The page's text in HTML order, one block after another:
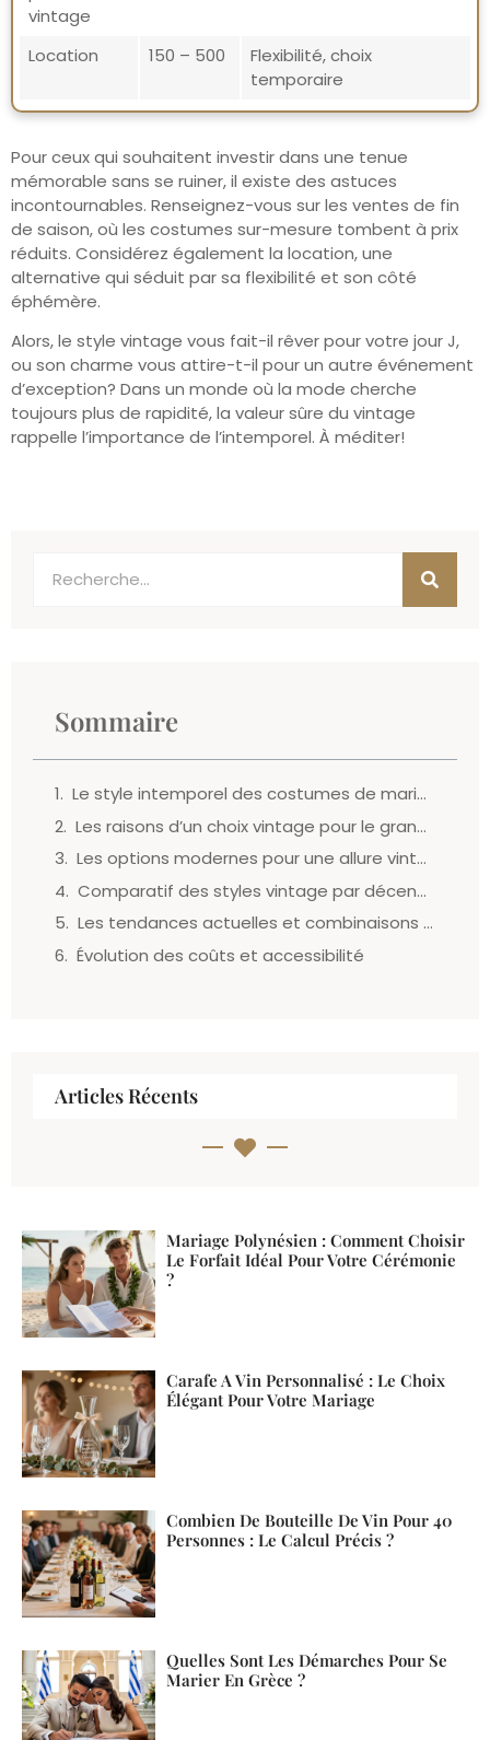
vintage
Location 150 – 500
Flexibilité, choix
temporaire
Pour ceux qui souhaitent investir dans une tenue
mémorable sans se ruiner, il existe des astuces
incontournables. Renseignez-vous sur les ventes de fin
de saison, où les costumes sur-mesure tombent à prix
réduits. Considérez également la location, une
alternative qui séduit par sa flexibilité et son côté
éphémère.
Alors, le style vintage vous fait-il rêver pour votre jour J,
ou son charme vous attire-t-il pour un autre événement
d’exception? Dans un monde où la mode cherche
toujours plus de rapidité, la valeur sûre du vintage
rappelle l’importance de l’intemporel. À méditer!
Sommaire
Le style intemporel des costumes de mariage vintage
Les raisons d’un choix vintage pour le grand jour
Les options modernes pour une allure vintage
Comparatif des styles vintage par décennie
Les tendances actuelles et combinaisons populaires
Évolution des coûts et accessibilité
Articles Récents
Mariage Polynésien : Comment Choisir
Le Forfait Idéal Pour Votre Cérémonie
?
Carafe A Vin Personnalisé : Le Choix
Élégant Pour Votre Mariage
Combien De Bouteille De Vin Pour 40
Personnes : Le Calcul Précis ?
Quelles Sont Les Démarches Pour Se
Marier En Grèce ?